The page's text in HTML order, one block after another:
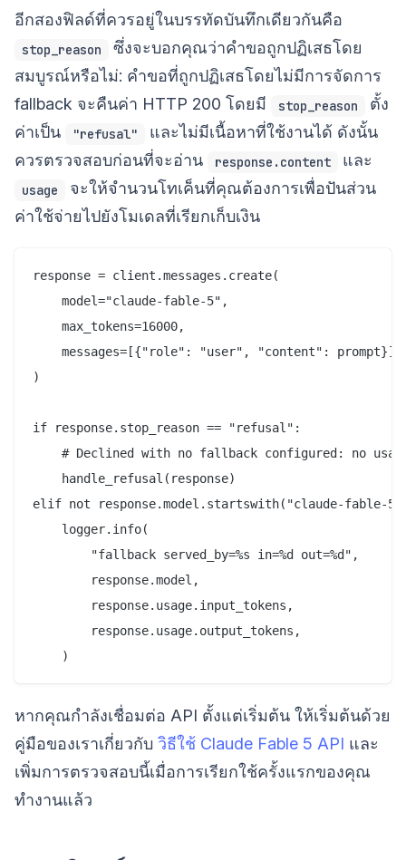
อีกสองฟิลด์ที่ควรอยู่ในบรรทัดบันทึกเดียวกันคือ
stop_reason
ซึ่งจะบอกคุณว่าคำขอถูกปฏิเสธโดย
สมบูรณ์หรือไม่: คำขอที่ถูกปฏิเสธโดยไม่มีการจัดการ
fallback จะคืนค่า HTTP 200 โดยมี
stop_reason
ตั้ง
ค่าเป็น
"refusal"
และไม่มีเนื้อหาที่ใช้งานได้ ดังนั้น
ควรตรวจสอบก่อนที่จะอ่าน
response.content และ
usage
จะให้จำนวนโทเค็นที่คุณต้องการเพื่อปันส่วน
ค่าใช้จ่ายไปยังโมเดลที่เรียกเก็บเงิน
response = client.messages.create(
    model="claude-fable-5",
    max_tokens=16000,
    messages=[{"role": "user", "content": prompt}],
)
if response.stop_reason == "refusal":
# Declined with no fallback configured: no
    handle_refusal(response)
elif not response.model.startswith("claude-fable-
    logger.info(
        "fallback served_by=%s in=%d out=%d",
        response.model,
        response.usage.input_tokens,
        response.usage.output_tokens,
หากคุณกำลังเชื่อมต่อ API ตั้งแต่เริ่มต้น ให้เริ่มต้นด้วย
คู่มือของเราเกี่ยวกับ วิธีใช้ Claude Fable 5 API และ
เพิ่มการตรวจสอบนี้เมื่อการเรียกใช้ครั้งแรกของคุณ
ทำงานแล้ว